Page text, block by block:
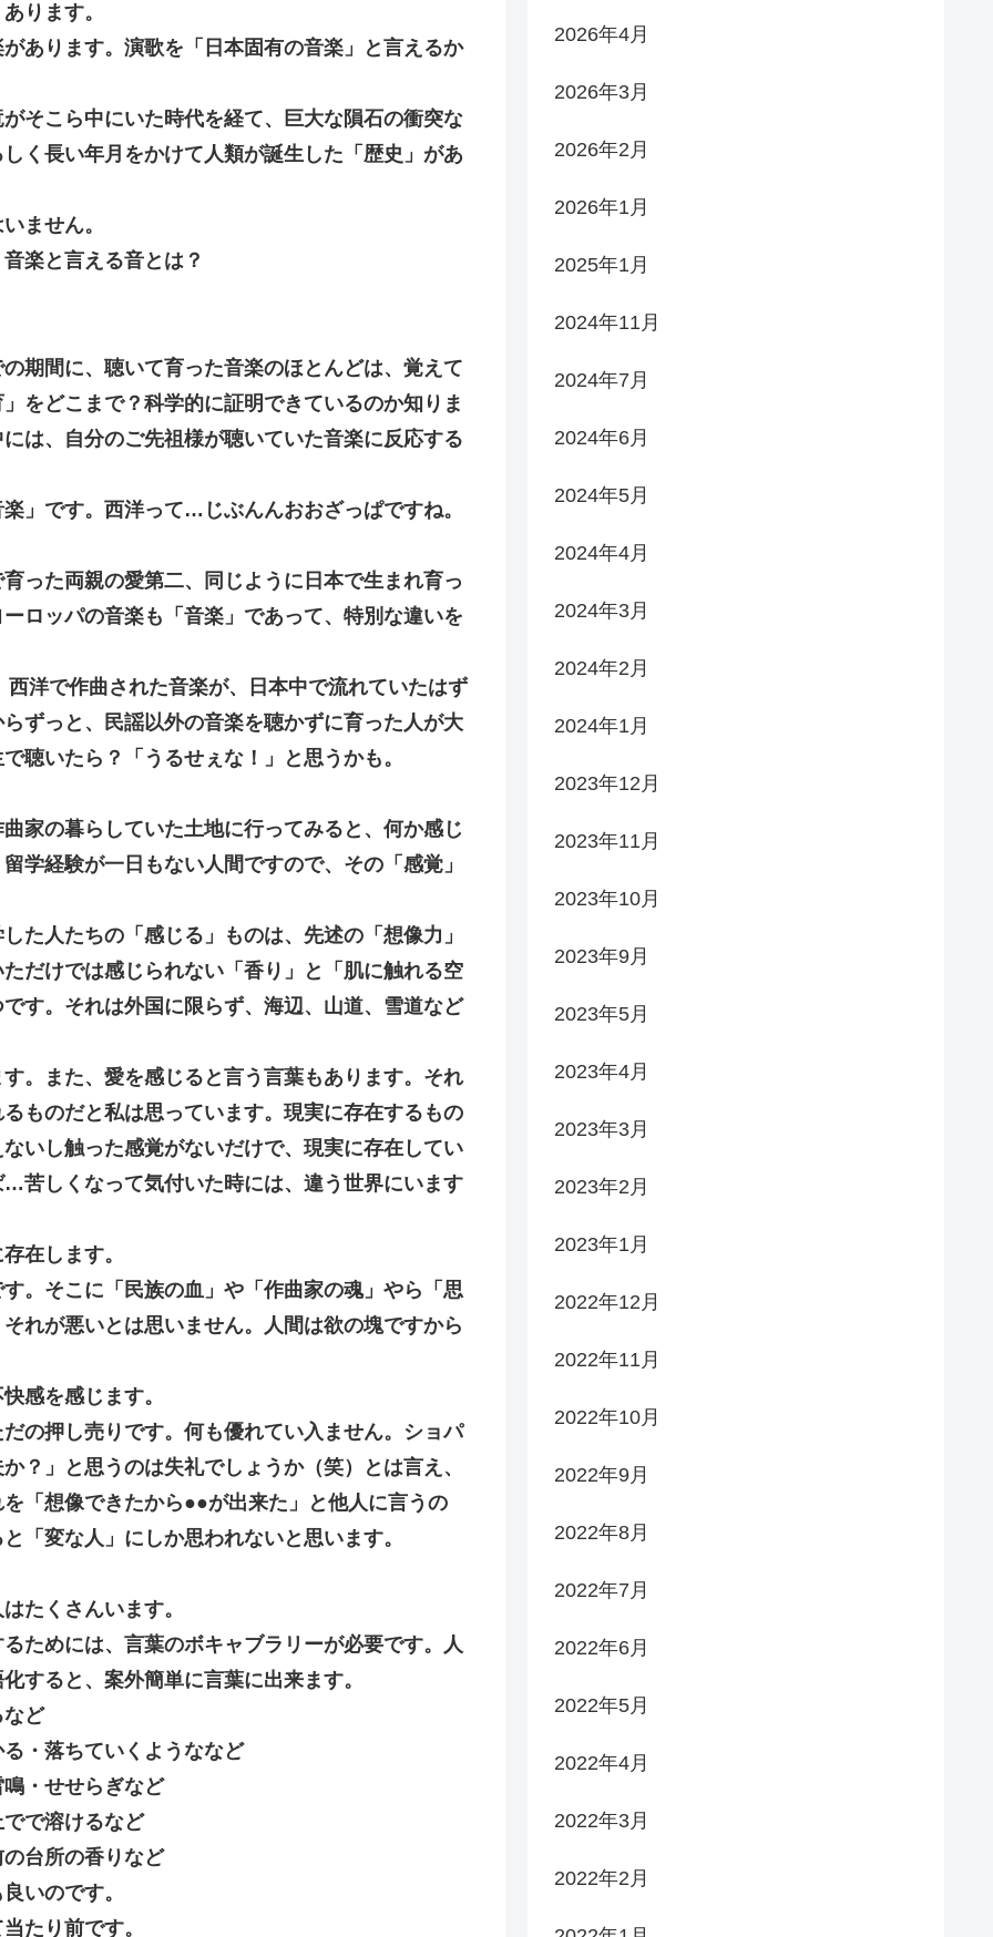
ります。
あります。演歌を「日本固有の音楽」と言えるか
そこら中にいた時代を経て、巨大な隕石の衝突な
く長い年月をかけて人類が誕生した「歴史」があ
ません。
楽と言える音とは？
期間に、聴いて育った音楽のほとんどは、覚えて
をどこまで？科学的に証明できているのか知りま
は、自分のご先祖様が聴いていた音楽に反応する
」です。西洋って…じぶんんおおざっぱですね。
った両親の愛第二、同じように日本で生まれ育っ
ロッパの音楽も「音楽」であって、特別な違いを
洋で作曲された音楽が、日本中で流れていたはず
ずっと、民謡以外の音楽を聴かずに育った人が大
聴いたら？「うるせぇな！」と思うかも。
家の暮らしていた土地に行ってみると、何か感じ
学経験が一日もない人間ですので、その「感覚」
た人たちの「感じる」ものは、先述の「想像力」
だけでは感じられない「香り」と「肌に触れる空
す。それは外国に限らず、海辺、山道、雪道など
。また、愛を感じると言う言葉もあります。それ
ものだと私は思っています。現実に存在するもの
いし触った感覚がないだけで、現実に存在してい
苦しくなって気付いた時には、違う世界にいます
在します。
。そこに「民族の血」や「作曲家の魂」やら「思
れが悪いとは思いません。人間は欲の塊ですから
感を感じます。
の押し売りです。何も優れてい入ません。ショパ
？」と思うのは失礼でしょうか（笑）とは言え、
「想像できたから●●が出来た」と他人に言うの
「変な人」にしか思われないと思います。
たくさんいます。
ためには、言葉のボキャブラリーが必要です。人
すると、案外簡単に言葉に出来ます。
など
・落ちていくようななど
・せせらぎなど
で溶けるなど
台所の香りなど
いのです。
たり前です。
2026年4月
2026年3月
2026年2月
2026年1月
2025年1月
2024年11月
2024年7月
2024年6月
2024年5月
2024年4月
2024年3月
2024年2月
2024年1月
2023年12月
2023年11月
2023年10月
2023年9月
2023年5月
2023年4月
2023年3月
2023年2月
2023年1月
2022年12月
2022年11月
2022年10月
2022年9月
2022年8月
2022年7月
2022年6月
2022年5月
2022年4月
2022年3月
2022年2月